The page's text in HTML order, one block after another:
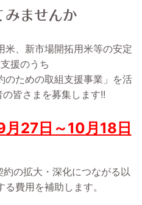
みませんか
米、新市場開拓用米等の安定
援のうち
のための取組支援事業」を活
皆さまを募集します!!
27日～10月18日
の拡大・深化につながる以
費用を補助します。